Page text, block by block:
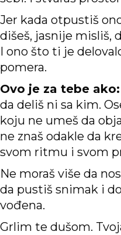
Jer kada otpustiš
dišeš, jasnije misliš,
I ono što ti je
pomera.
Ovo je za tebe ako:
da deliš ni sa kim.
koju ne umeš da
ne znaš odakle da
svom ritmu i svom
Ne moraš više da
da pustiš snimak i
vođena.
Grlim te dušom.